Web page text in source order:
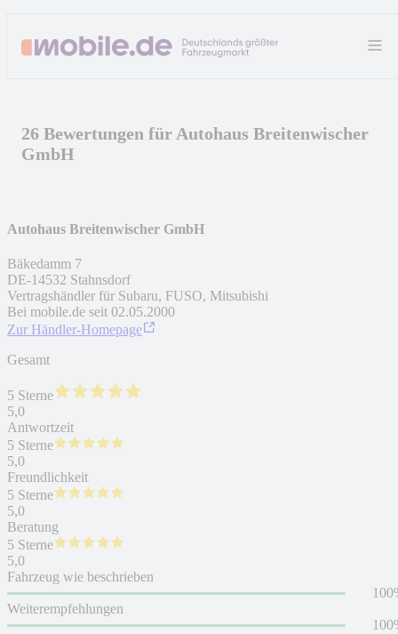
26 Bewertungen für Autohaus Breitenwischer
GmbH
Autohaus Breitenwischer GmbH
Bäkedamm 7
DE-14532 Stahnsdorf
Vertragshändler für Subaru, FUSO, Mitsubishi
Bei mobile.de seit 02.05.2000
Zur Händler-Homepage
Gesamt
5 Sterne
5,0
Antwortzeit
5 Sterne
5,0
Freundlichkeit
5 Sterne
5,0
Beratung
5 Sterne
5,0
Fahrzeug wie beschrieben
Weiterempfehlungen